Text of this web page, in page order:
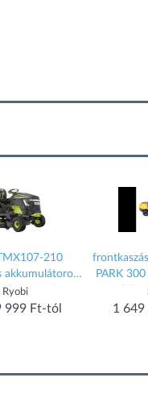
210
akkumulátoros
fűnyíró traktor
és töltővel
Ryobi
999 Ft-tól
PARK
95Q)
1 649